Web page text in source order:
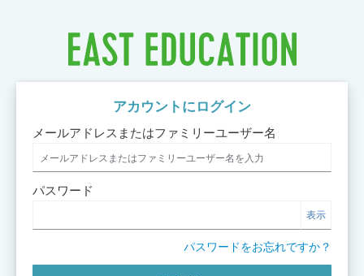
アカウントにログイン
メールアドレスまたはファミリーユーザー名
パスワード
表示
パスワードをお忘れですか？